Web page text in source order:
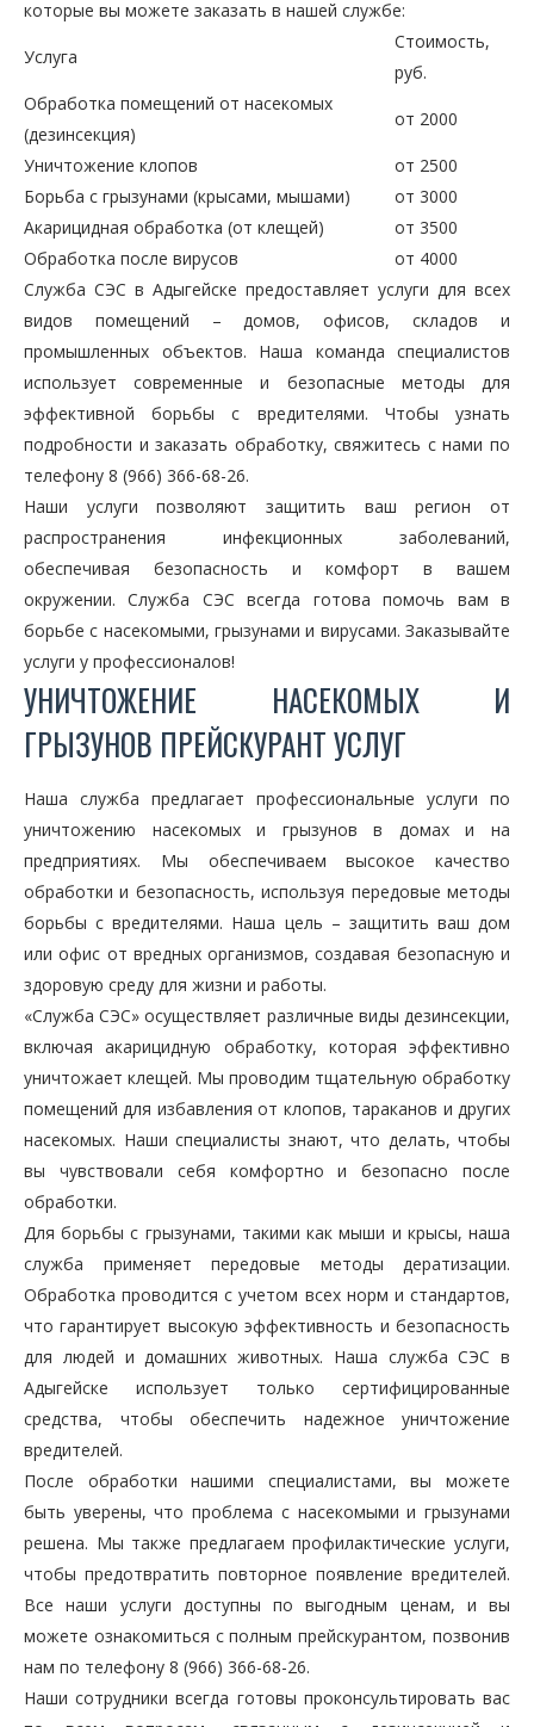
которые вы можете заказать в нашей службе:
Услуга
Стоимость,
руб.
Обработка помещений от насекомых
(дезинсекция)
от 2000
Уничтожение клопов
от 2500
Борьба с грызунами (крысами, мышами)
от 3000
Акарицидная обработка (от клещей)
от 3500
Обработка после вирусов
от 4000
Служба СЭС в Адыгейске предоставляет услуги для всех
видов помещений – домов, офисов, складов и
промышленных объектов. Наша команда специалистов
использует современные и безопасные методы для
эффективной борьбы с вредителями. Чтобы узнать
подробности и заказать обработку, свяжитесь с нами по
телефону 8 (966) 366-68-26.
Наши услуги позволяют защитить ваш регион от
распространения инфекционных заболеваний,
обеспечивая безопасность и комфорт в вашем
окружении. Служба СЭС всегда готова помочь вам в
борьбе с насекомыми, грызунами и вирусами. Заказывайте
услуги у профессионалов!
УНИЧТОЖЕНИЕ НАСЕКОМЫХ И
ГРЫЗУНОВ ПРЕЙСКУРАНТ УСЛУГ
Наша служба предлагает профессиональные услуги по
уничтожению насекомых и грызунов в домах и на
предприятиях. Мы обеспечиваем высокое качество
обработки и безопасность, используя передовые методы
борьбы с вредителями. Наша цель – защитить ваш дом
или офис от вредных организмов, создавая безопасную и
здоровую среду для жизни и работы.
«Служба СЭС» осуществляет различные виды дезинсекции,
включая акарицидную обработку, которая эффективно
уничтожает клещей. Мы проводим тщательную обработку
помещений для избавления от клопов, тараканов и других
насекомых. Наши специалисты знают, что делать, чтобы
вы чувствовали себя комфортно и безопасно после
обработки.
Для борьбы с грызунами, такими как мыши и крысы, наша
служба применяет передовые методы дератизации.
Обработка проводится с учетом всех норм и стандартов,
что гарантирует высокую эффективность и безопасность
для людей и домашних животных. Наша служба СЭС в
Адыгейске использует только сертифицированные
средства, чтобы обеспечить надежное уничтожение
вредителей.
После обработки нашими специалистами, вы можете
быть уверены, что проблема с насекомыми и грызунами
решена. Мы также предлагаем профилактические услуги,
чтобы предотвратить повторное появление вредителей.
Все наши услуги доступны по выгодным ценам, и вы
можете ознакомиться с полным прейскурантом, позвонив
нам по телефону 8 (966) 366-68-26.
Наши сотрудники всегда готовы проконсультировать вас